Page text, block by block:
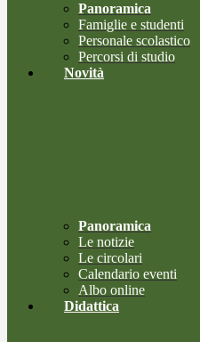
Panoramica
Famiglie e studenti
Personale scolastico
Percorsi di studio
Novità
Panoramica
Le notizie
Le circolari
Calendario eventi
Albo online
Didattica